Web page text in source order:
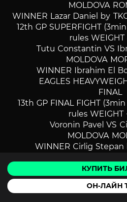
MOLDOVA
WINNER Lazar Daniel by
12th GP SUPERFIGHT
rules WEIGHT
Tutu Constantin VS
MOLDOVA
WINNER Ibrahim El
EAGLES
FINAL
13th GP FINAL FIGHT
rules WEIGHT
Voronin Pavel VS
MOLDOVA
WINNER Cirlig Stepan
ФОТО
ДЛЯ ПРОСМОТРА
КУПИТЬ
ОН-ЛАЙН